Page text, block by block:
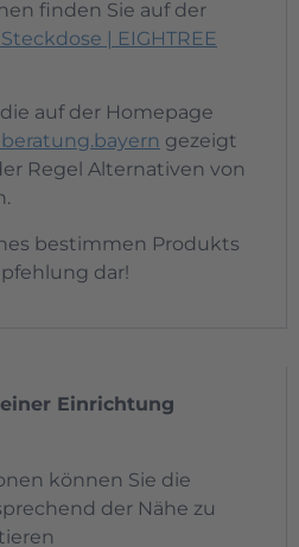
finden Sie auf der
| EIGHTREE
auf der Homepage
gezeigt
Regel Alternativen von
bestimmen Produkts
dar!
Einrichtung
können Sie die
der Nähe zu